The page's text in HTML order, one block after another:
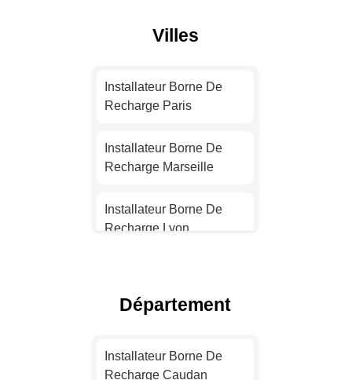
Villes
Installateur Borne De
Recharge Paris
Installateur Borne De
Recharge Marseille
Installateur Borne De
Recharge Lyon
Recharge Nice
Département
Installateur Borne De
Recharge Caudan